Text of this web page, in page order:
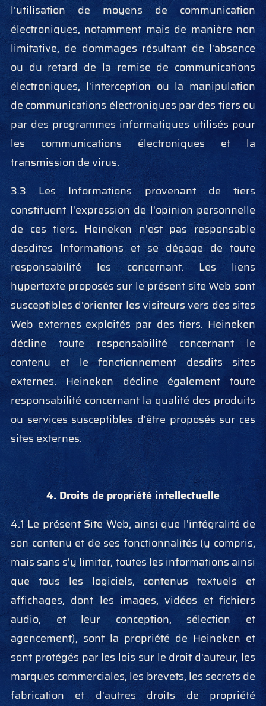
l'utilisation de moyens de communication
électroniques, notamment mais de manière non
limitative, de dommages résultant de l'absence
ou du retard de la remise de communications
électroniques, l'interception ou la manipulation
de communications électroniques par des tiers ou
par des programmes informatiques utilisés pour
les communications électroniques et la
transmission de virus.
3.3 Les Informations provenant de tiers
constituent l'expression de l'opinion personnelle
de ces tiers. Heineken n'est pas responsable
desdites Informations et se dégage de toute
responsabilité les concernant. Les liens
hypertexte proposés sur le présent site Web sont
susceptibles d'orienter les visiteurs vers des sites
Web externes exploités par des tiers. Heineken
décline toute responsabilité concernant le
contenu et le fonctionnement desdits sites
externes. Heineken décline également toute
responsabilité concernant la qualité des produits
ou services susceptibles d'être proposés sur ces
sites externes.
4. Droits de propriété intellectuelle
4.1 Le présent Site Web, ainsi que l'intégralité de
son contenu et de ses fonctionnalités (y compris,
mais sans s'y limiter, toutes les informations ainsi
que tous les logiciels, contenus textuels et
affichages, dont les images, vidéos et fichiers
audio, et leur conception, sélection et
agencement), sont la propriété de Heineken et
sont protégés par les lois sur le droit d'auteur, les
marques commerciales, les brevets, les secrets de
fabrication et d'autres droits de propriété